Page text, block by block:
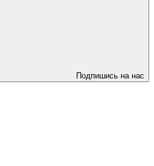
Подпишись на нас